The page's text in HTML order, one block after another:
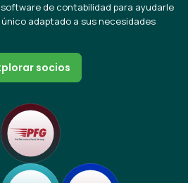
de contabilidad para ayudarle
adaptado a sus necesidades
socios